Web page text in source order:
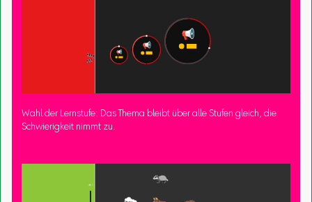
Wahl der Lernstufe: Das Thema bleibt über alle Stufen gleich, die
Schwierigkeit nimmt zu.